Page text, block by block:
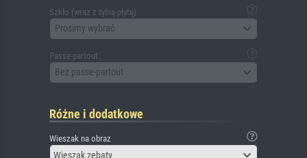
Szkło (wraz z tylną płytą)
Prosimy wybrać
Passe-partout
Bez passe-partout
Różne i dodatkowe
Wieszak na obraz
Wieszak zębaty